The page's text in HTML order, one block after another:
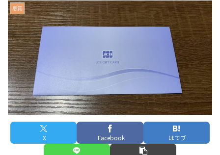
懸賞
X Facebook はてブ